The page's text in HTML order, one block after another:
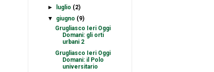
►
luglio (2)
▼
giugno (9)
Grugliasco Ieri Oggi
Domani: gli orti
urbani 2
Grugliasco Ieri Oggi
Domani: il Polo
universitario